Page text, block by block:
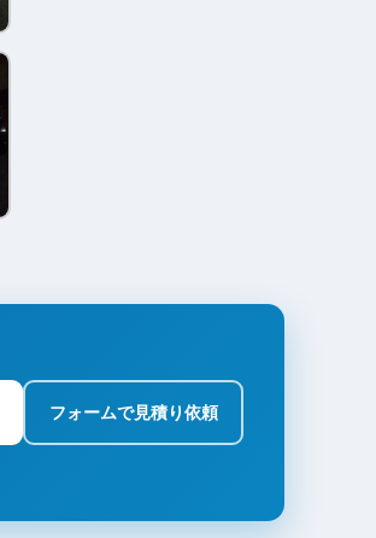
フォームで見積り依頼